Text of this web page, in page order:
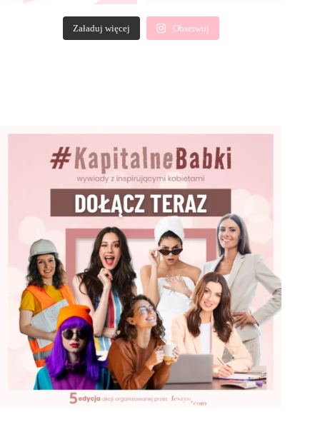
Załaduj więcej Obserwuj